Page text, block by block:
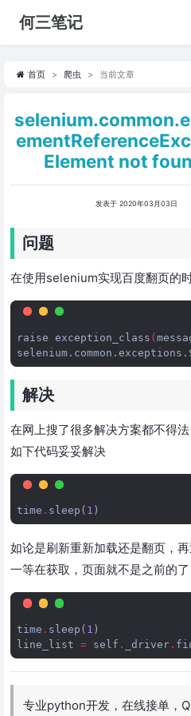
何三笔记
首页 爬虫 当前文章
Element not
发表于 2020年03月03日
问题
在使用selenium实现百度翻页的
raise exception_class (
解决
在网上搜了很多解决方案都不得
如下代码妥妥解决
time . sleep ( 1 )
如论是刷新重新加载还是翻页，
一等在获取，页面就不是之前的了
time . sleep ( 1 )
line_list = self . _driver .
专业python开发，在线接单，